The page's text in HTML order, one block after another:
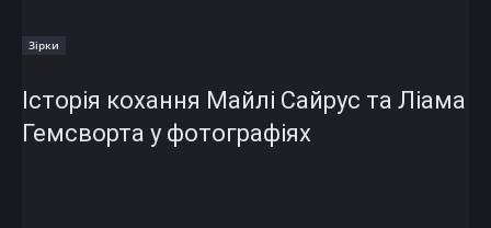
Зірки
Історія кохання Майлі Сайрус та Ліама
Гемсворта у фотографіях